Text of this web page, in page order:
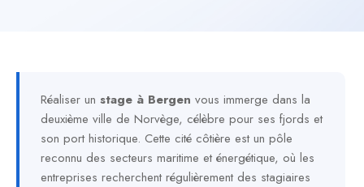
Réaliser un stage à Bergen vous immerge dans la
deuxième ville de Norvège, célèbre pour ses fjords et
son port historique. Cette cité côtière est un pôle
reconnu des secteurs maritime et énergétique, où les
entreprises recherchent régulièrement des stagiaires